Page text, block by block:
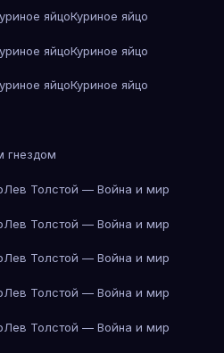
яйцоКуриное яйцо
яйцоКуриное яйцо
яйцоКуриное яйцо
гнездом
Лев Толстой — Война и мир
Лев Толстой — Война и мир
Лев Толстой — Война и мир
Лев Толстой — Война и мир
Лев Толстой — Война и мир